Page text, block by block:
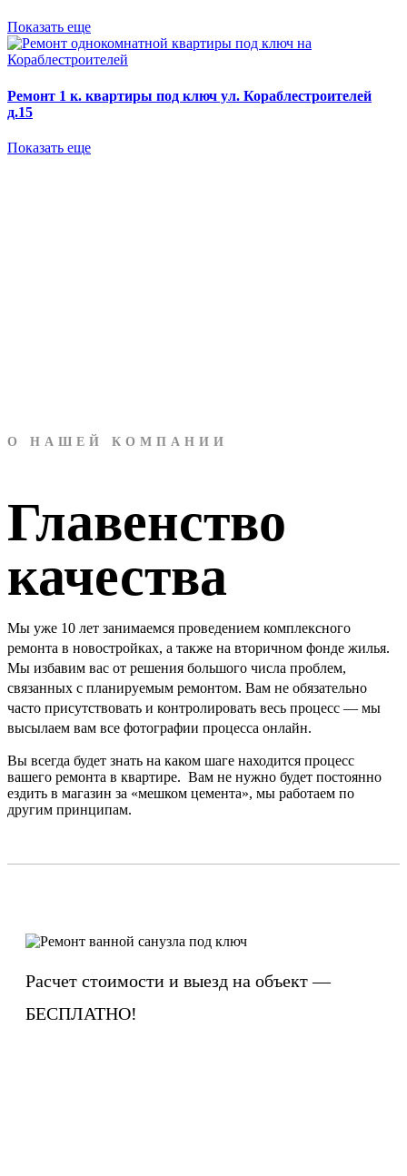
Показать еще
Ремонт 1 к. квартиры под ключ ул. Кораблестроителей
д.15
Показать еще
О НАШЕЙ КОМПАНИИ
Главенство
качества
Мы уже 10 лет занимаемся проведением комплексного
ремонта в новостройках, а также на вторичном фонде жилья.
Мы избавим вас от решения большого числа проблем,
связанных с планируемым ремонтом. Вам не обязательно
часто присутствовать и контролировать весь процесс — мы
высылаем вам все фотографии процесса онлайн.
Вы всегда будет знать на каком шаге находится процесс
вашего ремонта в квартире. Вам не нужно будет постоянно
ездить в магазин за «мешком цемента», мы работаем по
другим принципам.
Расчет стоимости и выезд на объект —
БЕСПЛАТНО!